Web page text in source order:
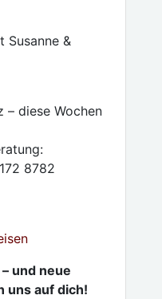
Susanne &
– diese Wochen
8782
und neue
uns auf dich!